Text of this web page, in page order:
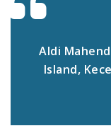
Aldi
Island,